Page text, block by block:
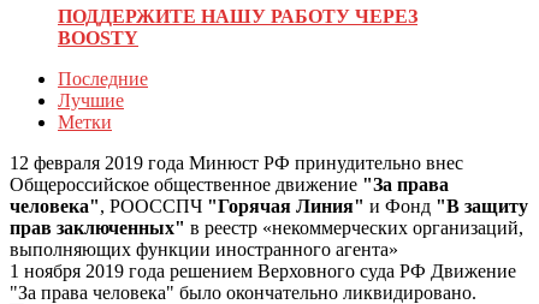
ПОДДЕРЖИТЕ НАШУ РАБОТУ ЧЕРЕЗ
BOOSTY
Последние
Лучшие
Метки
12 февраля 2019 года Минюст РФ принудительно внес
Общероссийское общественное движение "За права
человека", РООССПЧ "Горячая Линия" и Фонд "В защиту
прав заключенных" в реестр «некоммерческих организаций,
выполняющих функции иностранного агента»
1 ноября 2019 года решением Верховного суда РФ Движение
"За права человека" было окончательно ликвидировано.